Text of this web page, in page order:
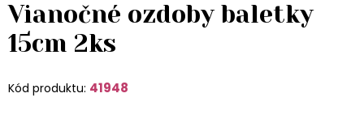
Vianočné ozdoby baletky
15cm 2ks
Kód produktu: 41948